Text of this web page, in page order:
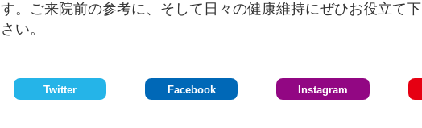
す。ご来院前の参考に、そして日々の健康維持にぜひお役立て下
さい。
Twitter Facebook Instagram